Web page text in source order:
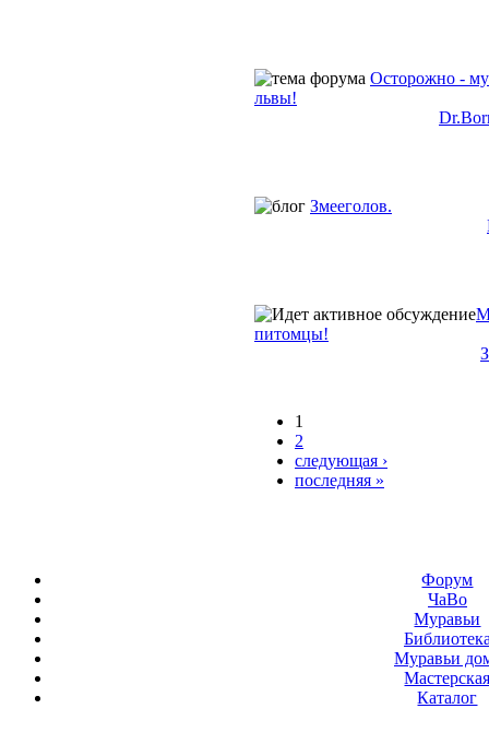
Осторожно -
львы!
Змееголов.
питомцы!
1
2
следующая ›
последняя »
Форум
ЧаВо
Муравьи
Муравьи
Каталог